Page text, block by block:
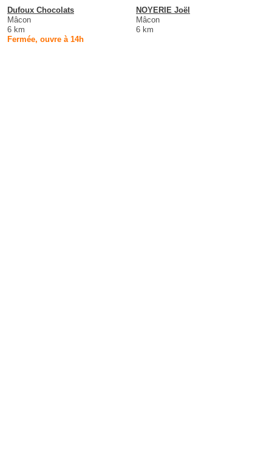
Dufoux Chocolats
Mâcon
6 km
Fermée, ouvre à 14h
NOYERIE Joël
Mâcon
6 km